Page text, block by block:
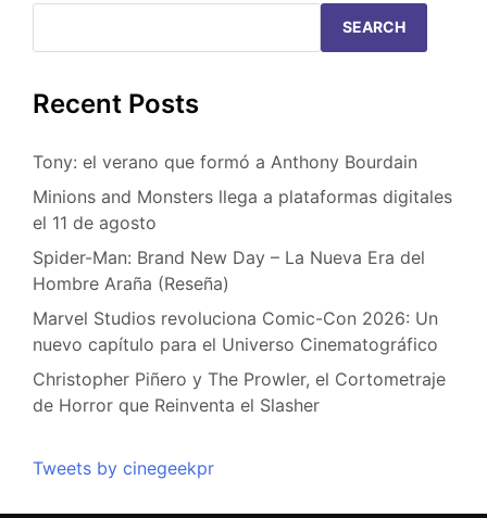
SEARCH
Recent Posts
Tony: el verano que formó a Anthony Bourdain
Minions and Monsters llega a plataformas digitales
el 11 de agosto
Spider-Man: Brand New Day – La Nueva Era del
Hombre Araña (Reseña)
Marvel Studios revoluciona Comic-Con 2026: Un
nuevo capítulo para el Universo Cinematográfico
Christopher Piñero y The Prowler, el Cortometraje
de Horror que Reinventa el Slasher
Tweets by cinegeekpr